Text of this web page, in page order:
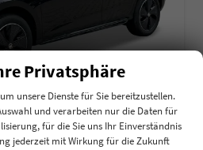
Privatsphäre
unsere Dienste für Sie bereitzustellen.
und verarbeiten nur die Daten für
für die Sie uns Ihr Einverständnis
jederzeit mit Wirkung für die Zukunft